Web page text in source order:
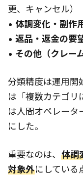
更、キャンセル）
• 体調変化・副作
• 返品・返金の要
• その他（クレー
分類精度は運用開
は「複数カテゴリ
は人間オペレータ
にした。
重要なのは、 体調
対象外にしている